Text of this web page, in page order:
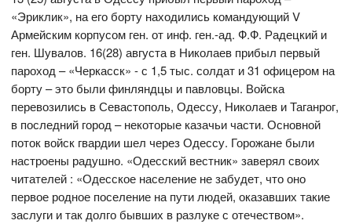
«Эриклик», на его борту находились командующий V
Армейским корпусом ген. от инф. ген.-ад. Ф.Ф. Радецкий и
ген. Шувалов. 16(28) августа в Николаев прибыл первый
пароход – «Черкасск» - с 1,5 тыс. солдат и 31 офицером на
борту – это были финляндцы и павловцы. Войска
перевозились в Севастополь, Одессу, Николаев и Таганрог,
в последний город – некоторые казачьи части. Основной
поток войск гвардии шел через Одессу. Горожане были
настроены радушно. «Одесский вестник» заверял своих
читателей : «Одесское население не забудет, что оно
первое родное поселение на пути людей, оказавших такие
заслуги и так долго бывших в разлуке с отечеством».